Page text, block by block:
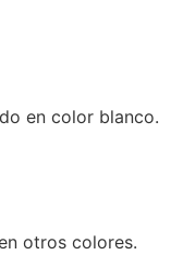
en color blanco.
otros colores.